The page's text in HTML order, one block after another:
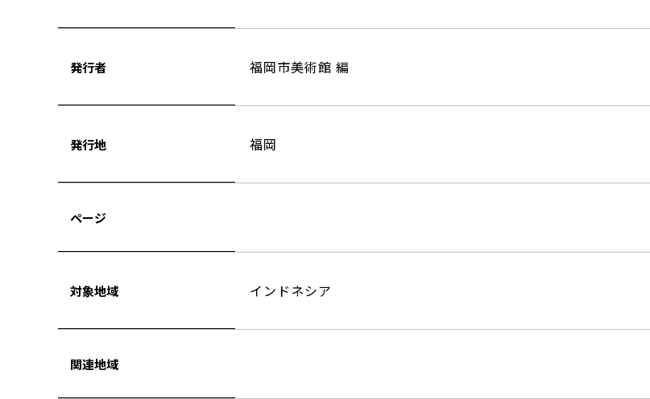
発行者 福岡市美術館 編
発行地 福岡
ページ
対象地域 インドネシア
関連地域